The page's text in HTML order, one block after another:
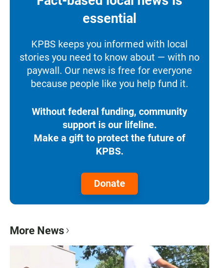
essential
KPBS keeps you informed with local
stories you need to know about — with no
paywall. Our news is free for everyone
because people like you help fund it.
Without federal funding, community
support is our lifeline.
Make a gift to protect the future of
KPBS.
Donate
More News